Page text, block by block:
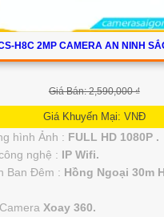
H8C 2MP CAMERA AN NINH
Giá Bán: 2,590,000 ₫
Giá Khuyến Mại: VNĐ
hình Ảnh : FULL HD 1080P .
nghệ : IP Wifi.
Ban Đêm : Hồng Ngoại 30m
Xoay 360.